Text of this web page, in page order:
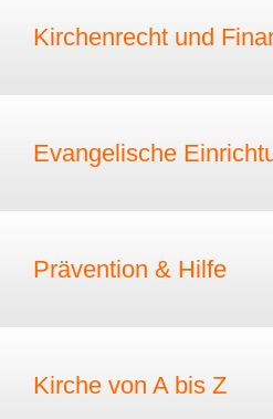
Kirchenrecht und
Evangelische
Prävention & Hilfe
Kirche von A bis Z